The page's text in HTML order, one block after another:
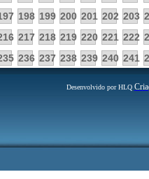
198 199 200 201 202 203
217 218 219 220 221 222
236 237 238 239 240 241
Desenvolvido por HLQ